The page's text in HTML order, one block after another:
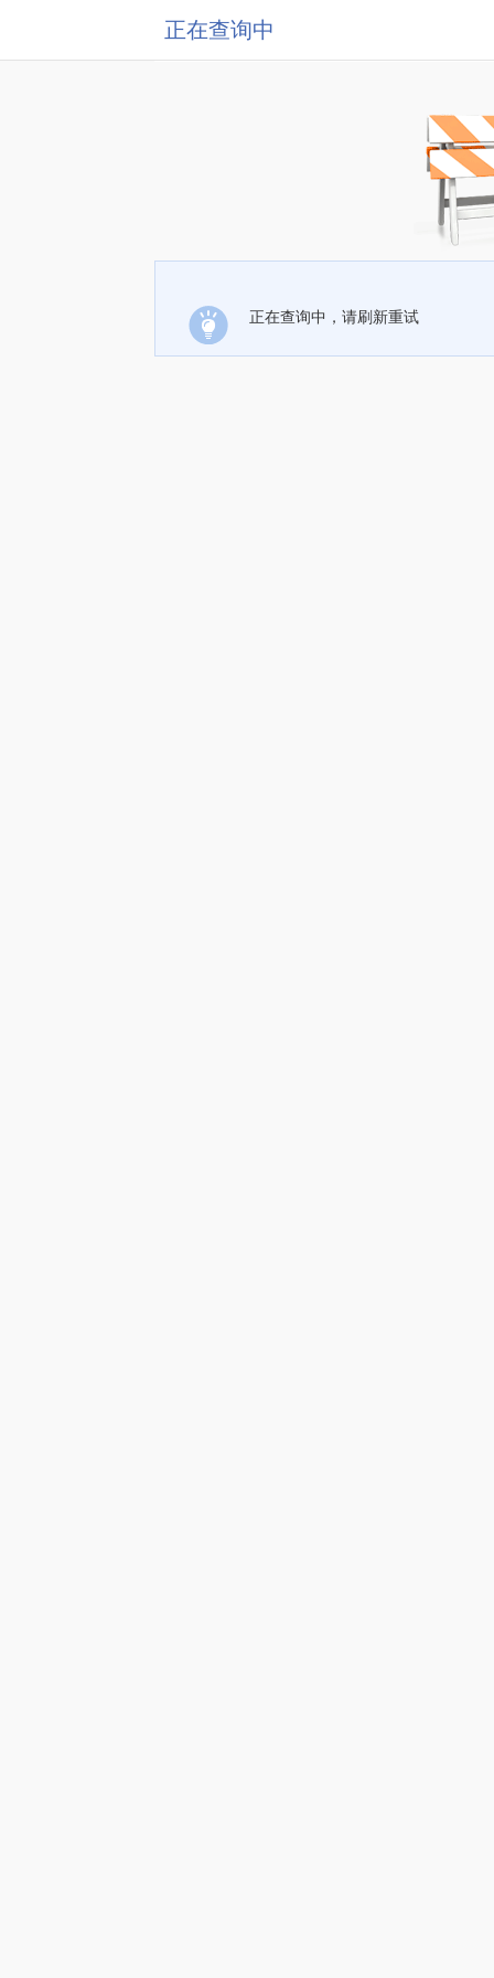
正在查询中
正在查询中，请刷新重试